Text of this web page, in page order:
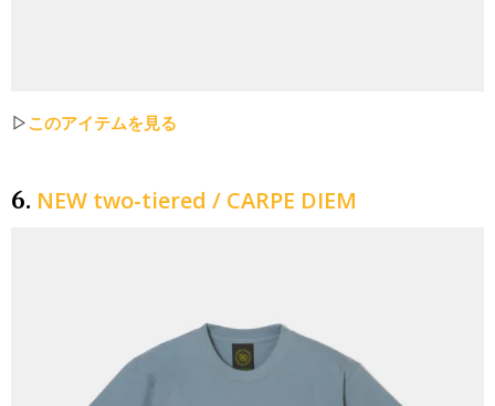
▷このアイテムを見る
6. NEW two-tiered / CARPE DIEM